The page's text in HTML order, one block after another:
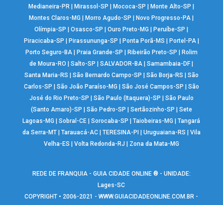
Medianeira-PR
Mirassol-SP Mococa-SP Monte Alto-SP
Montes Claros-MG
Morro Agudo-SP Novo Progresso-PA
Olímpia-SP
|Osasco-SP |Ouro Preto-MG Peruíbe-SP
Piracicaba-SP
Pirassununga-SP Ponta Porã-MS Portel-PA|
Porto Seguro-BA| Praia Grande-SP Ribeirão Preto-SP
Rolim
de Moura-RO
|Salto-SP |SALVADOR-BA |Samambaia-DF
Santa Maria-RS
São Bernardo Campo-SP São Borja-RS
São
Carlos-SP
São João Paraíso-MG São José Campos-SP
São
José do Rio Preto-SP
São Paulo (Itaquera)-SP
São Paulo
(Santo Amaro)-SP
São Pedro-SP Sertãozinho-SP
Sete
Lagoas-MG
|Sobral-CE |Sorocaba-SP |Taiobeiras-MG |Tangará
da Serra-MT| Tarauacá-AC| TERESINA-PI Uruguaiana-RS
Vila
Velha-ES
Volta Redonda-RJ Zona da Mata-MG
REDE DE FRANQUIA - GUIA CIDADE ONLINE ® - UNIDADE:
Lages-SC
COPYRIGHT • 2006-2021 -WWW.GUIACIDADEONLINE.COM.BR -